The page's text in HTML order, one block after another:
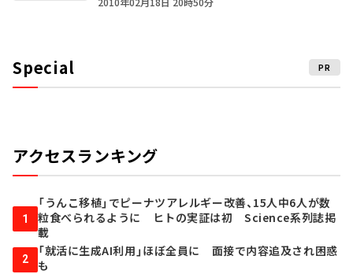
Special PR
アクセスランキング
1
「うんこ移植」でピーナツアレルギー改善、15人中6人が数
粒食べられるように ヒトの実証は初 Science系列誌掲
載
2
「就活に生成AI利用」ほぼ全員に 面接で内容追及され困惑
も